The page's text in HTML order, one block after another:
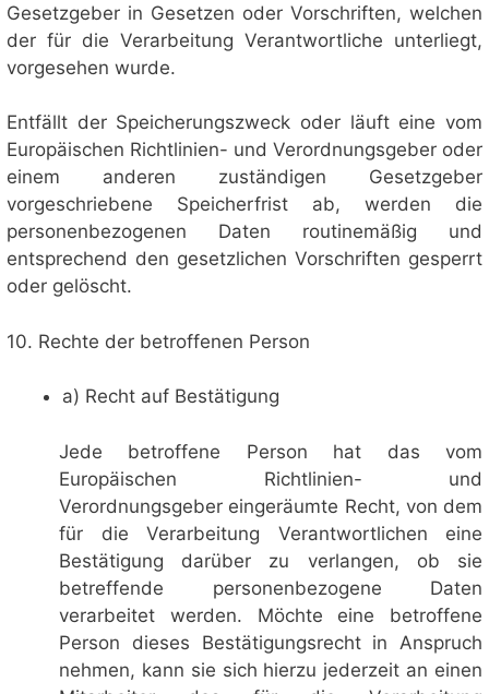
Gesetzgeber in Gesetzen oder Vorschriften, welchen
der für die Verarbeitung Verantwortliche unterliegt,
vorgesehen wurde.
Entfällt der Speicherungszweck oder läuft eine vom
Europäischen Richtlinien- und Verordnungsgeber oder
einem anderen zuständigen Gesetzgeber
vorgeschriebene Speicherfrist ab, werden die
personenbezogenen Daten routinemäßig und
entsprechend den gesetzlichen Vorschriften gesperrt
oder gelöscht.
10. Rechte der betroffenen Person
a) Recht auf Bestätigung
Jede betroffene Person hat das vom
Europäischen Richtlinien- und
Verordnungsgeber eingeräumte Recht, von dem
für die Verarbeitung Verantwortlichen eine
Bestätigung darüber zu verlangen, ob sie
betreffende personenbezogene Daten
verarbeitet werden. Möchte eine betroffene
Person dieses Bestätigungsrecht in Anspruch
nehmen, kann sie sich hierzu jederzeit an einen